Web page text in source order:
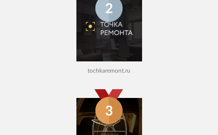
2
tochkaremont.ru
3